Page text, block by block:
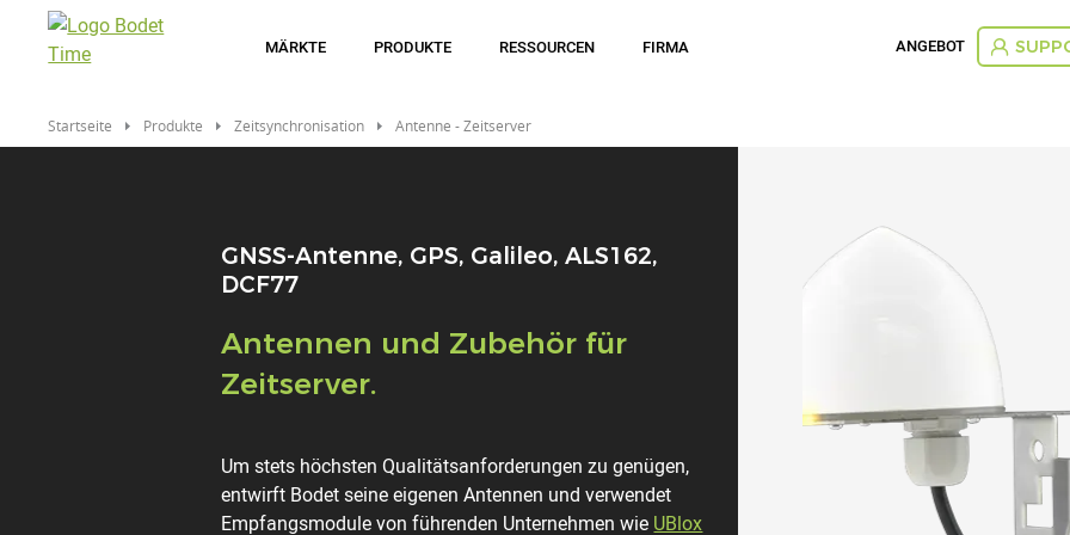
Direkt
MÄRKTE PRODUKTE RESSOURCEN FIRMA ANGEBOT
Startseite Produkte Zeitsynchronisation Antenne - Zeitserver
GNSS-Antenne, GPS, Galileo, ALS162,
DCF77
Titre
Antennen und Zubehör für
Zeitserver.
Description
Um stets höchsten Qualitätsanforderungen zu genügen,
entwirft Bodet seine eigenen Antennen und verwendet
Empfangsmodule von führenden Unternehmen wie UBlox